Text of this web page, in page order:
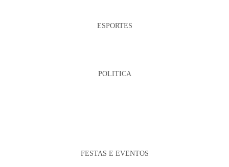
ESPORTES
POLITICA
FESTAS E EVENTOS